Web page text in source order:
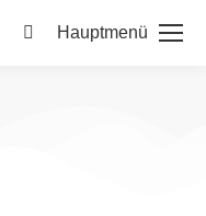
Hauptmenü